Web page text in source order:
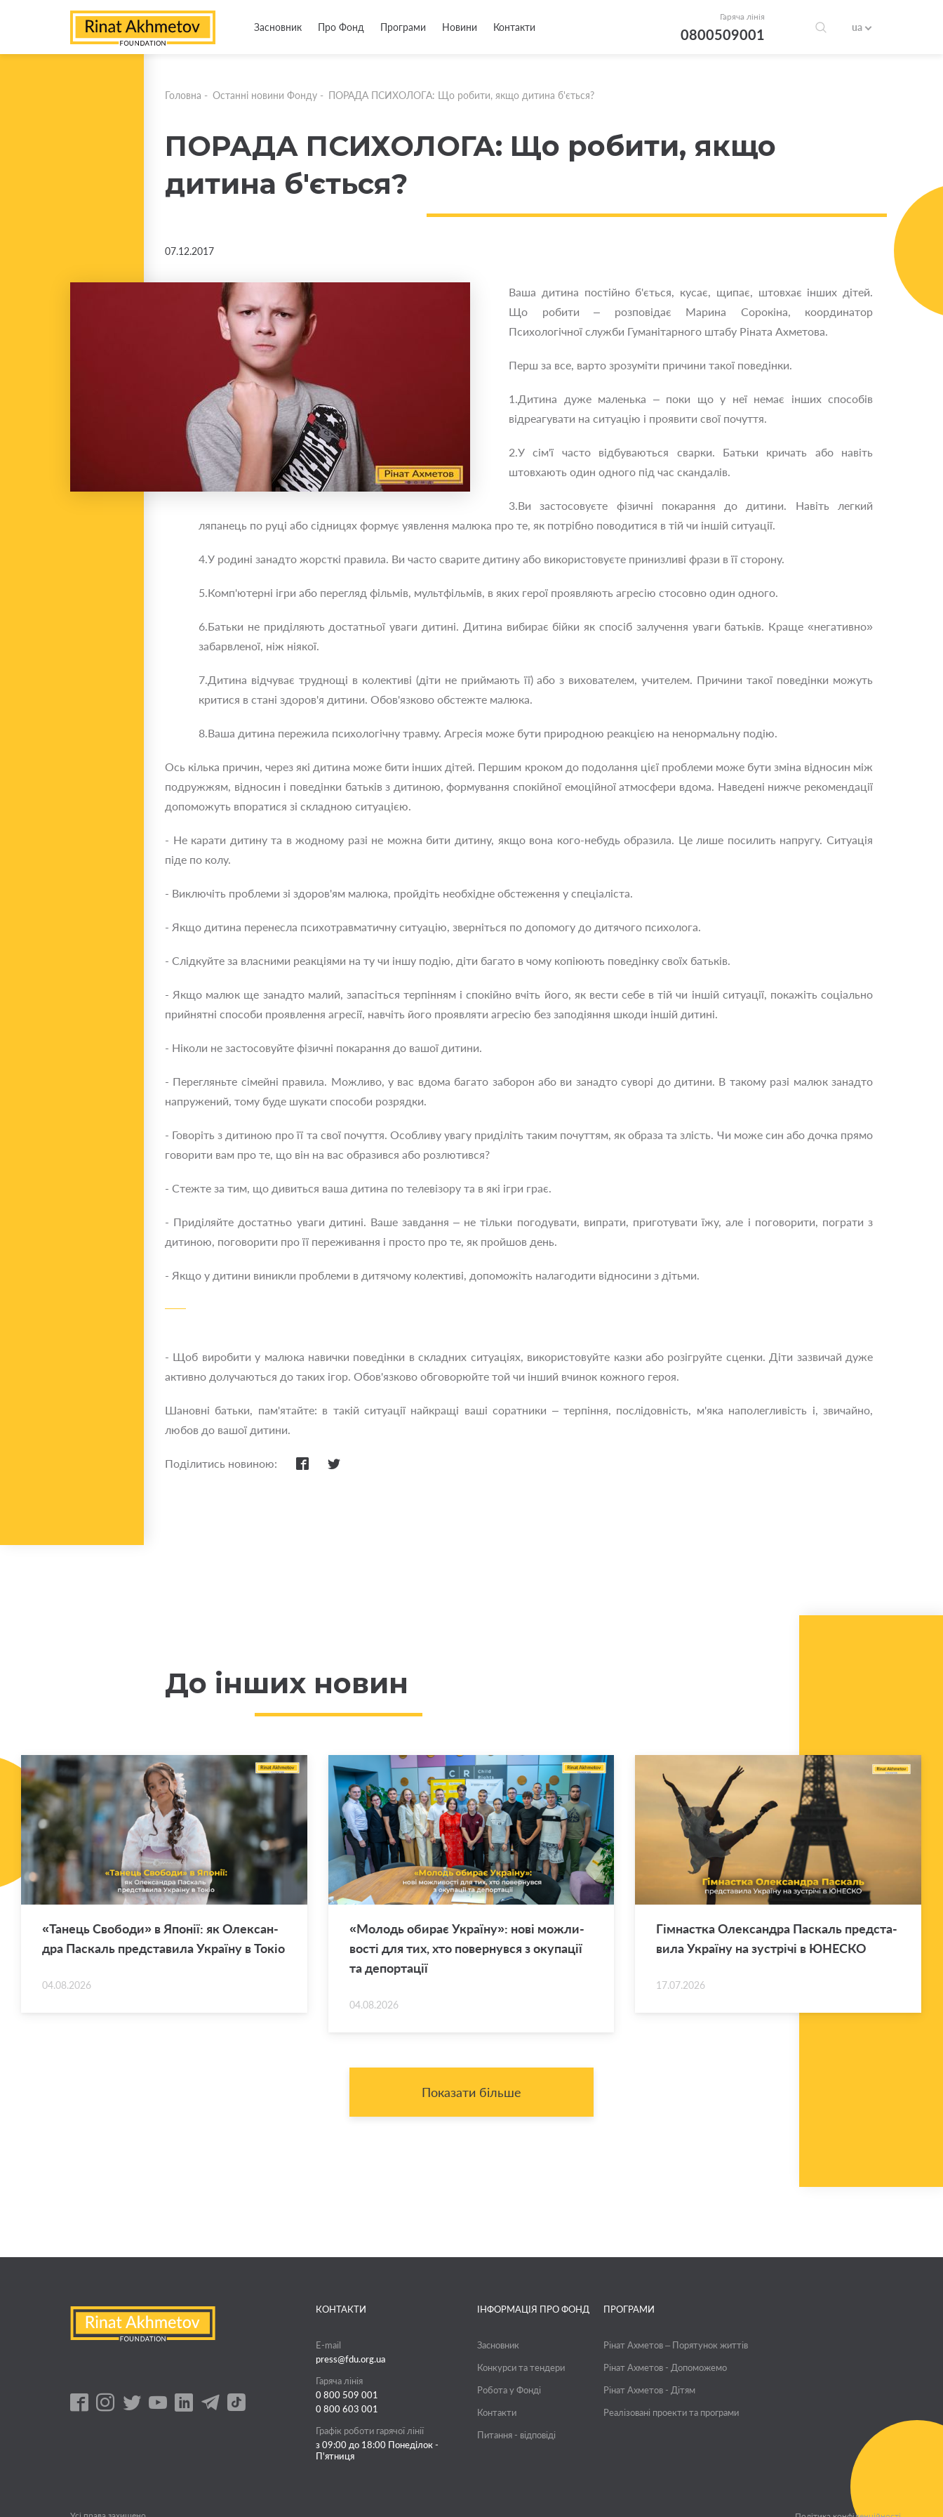
Засновник Про Фонд Програми Новини Контакти
Гаряча лінія
0800509001 ua
Головна - Останні новини Фонду - ПОРАДА ПСИХОЛОГА: Що робити, якщо дитина б'ється?
ПОРАДА ПСИХОЛОГА: Що робити, якщо
дитина б'ється?
07.12.2017
Ваша дитина постійно б'ється, кусає, щипає, штовхає інших дітей.
Що робити – розповідає Марина Сорокіна, координатор
Психологічної служби Гуманітарного штабу Ріната Ахметова.
Перш за все, варто зрозуміти причини такої поведінки.
1.Дитина дуже маленька – поки що у неї немає інших способів
відреагувати на ситуацію і проявити свої почуття.
2.У сім'ї часто відбуваються сварки. Батьки кричать або навіть
штовхають один одного під час скандалів.
3.Ви застосовуєте фізичні покарання до дитини. Навіть легкий
ляпанець по руці або сідницях формує уявлення малюка про те, як потрібно поводитися в тій чи іншій ситуації.
4.У родині занадто жорсткі правила. Ви часто сварите дитину або використовуєте принизливі фрази в її сторону.
5.Комп'ютерні ігри або перегляд фільмів, мультфільмів, в яких герої проявляють агресію стосовно один одного.
6.Батьки не приділяють достатньої уваги дитині. Дитина вибирає бійки як спосіб залучення уваги батьків. Краще «негативно»
забарвленої, ніж ніякої.
7.Дитина відчуває труднощі в колективі (діти не приймають її) або з вихователем, учителем. Причини такої поведінки можуть
критися в стані здоров'я дитини. Обов'язково обстежте малюка.
8.Ваша дитина пережила психологічну травму. Агресія може бути природною реакцією на ненормальну подію.
Ось кілька причин, через які дитина може бити інших дітей. Першим кроком до подолання цієї проблеми може бути зміна відносин між
подружжям, відносин і поведінки батьків з дитиною, формування спокійної емоційної атмосфери вдома. Наведені нижче рекомендації
допоможуть впоратися зі складною ситуацією.
- Не карати дитину та в жодному разі не можна бити дитину, якщо вона кого-небудь образила. Це лише посилить напругу. Ситуація
піде по колу.
- Виключіть проблеми зі здоров'ям малюка, пройдіть необхідне обстеження у спеціаліста.
- Якщо дитина перенесла психотравматичну ситуацію, зверніться по допомогу до дитячого психолога.
- Слідкуйте за власними реакціями на ту чи іншу подію, діти багато в чому копіюють поведінку своїх батьків.
- Якщо малюк ще занадто малий, запасіться терпінням і спокійно вчіть його, як вести себе в тій чи іншій ситуації, покажіть соціально
прийнятні способи проявлення агресії, навчіть його проявляти агресію без заподіяння шкоди іншій дитині.
- Ніколи не застосовуйте фізичні покарання до вашої дитини.
- Перегляньте сімейні правила. Можливо, у вас вдома багато заборон або ви занадто суворі до дитини. В такому разі малюк занадто
напружений, тому буде шукати способи розрядки.
- Говоріть з дитиною про її та свої почуття. Особливу увагу приділіть таким почуттям, як образа та злість. Чи може син або дочка прямо
говорити вам про те, що він на вас образився або розлютився?
- Стежте за тим, що дивиться ваша дитина по телевізору та в які ігри грає.
- Приділяйте достатньо уваги дитині. Ваше завдання – не тільки погодувати, випрати, приготувати їжу, але і поговорити, пограти з
дитиною, поговорити про її переживання і просто про те, як пройшов день.
- Якщо у дитини виникли проблеми в дитячому колективі, допоможіть налагодити відносини з дітьми.
- Щоб виробити у малюка навички поведінки в складних ситуаціях, використовуйте казки або розігруйте сценки. Діти зазвичай дуже
активно долучаються до таких ігор. Обов'язково обговорюйте той чи інший вчинок кожного героя.
Шановні батьки, пам'ятайте: в такій ситуації найкращі ваші соратники – терпіння, послідовність, м'яка наполегливість і, звичайно,
любов до вашої дитини.
Поділитись новиною:
До інших новин
«Та­нець Сво­бо­ди» в Япо­нії: як Оле­ксан­
дра Па­скаль пред­ста­ви­ла Укра­ї­ну в Токіо
04.08.2026
«Мо­лодь оби­рає Укра­ї­ну»: нові мо­жли­
во­сті для тих, хто по­вер­нув­ся з оку­па­ції
та де­пор­та­ції
04.08.2026
Гім­нас­тка Оле­ксан­дра Па­скаль пред­ста­
ви­ла Укра­ї­ну на зу­стрі­чі в ЮНЕ­СКО
17.07.2026
Показати більше
КОНТАКТИ
E-mail
press@fdu.org.ua
Гаряча лінія
0 800 509 001
0 800 603 001
Графік роботи гарячої лінії
з 09:00 до 18:00 Понеділок -
П'ятниця
ІНФОРМАЦІЯ ПРО ФОНД
Засновник
Конкурси та тендери
Робота у Фонді
Контакти
Питання - відповіді
ПРОГРАМИ
Рінат Ахметов – Порятунок життів
Рінат Ахметов - Допоможемо
Рінат Ахметов - Дітям
Реалізовані проекти та програми